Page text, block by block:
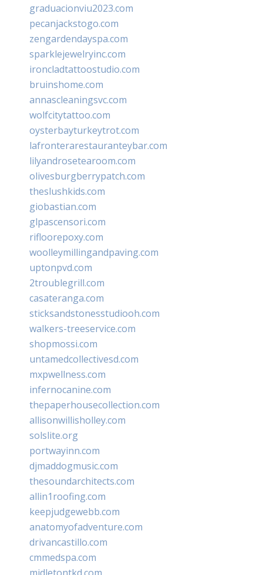
graduacionviu2023.com
pecanjackstogo.com
zengardendayspa.com
sparklejewelryinc.com
ironcladtattoostudio.com
bruinshome.com
annascleaningsvc.com
wolfcitytattoo.com
oysterbayturkeytrot.com
lafronterarestauranteybar.com
lilyandrosetearoom.com
olivesburgberrypatch.com
theslushkids.com
giobastian.com
glpascensori.com
rifloorepoxy.com
woolleymillingandpaving.com
uptonpvd.com
2troublegrill.com
casateranga.com
sticksandstonesstudiooh.com
walkers-treeservice.com
shopmossi.com
untamedcollectivesd.com
mxpwellness.com
infernocanine.com
thepaperhousecollection.com
allisonwillisholley.com
solslite.org
portwayinn.com
djmaddogmusic.com
thesoundarchitects.com
allin1roofing.com
keepjudgewebb.com
anatomyofadventure.com
drivancastillo.com
cmmedspa.com